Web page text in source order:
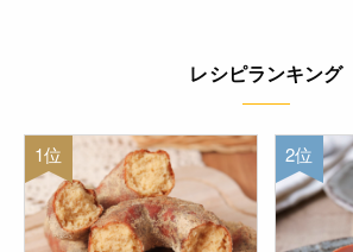
レシピランキング
1位 2位